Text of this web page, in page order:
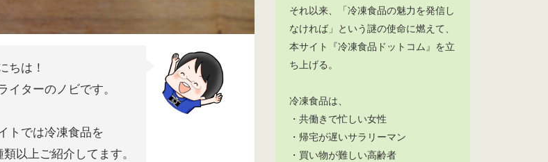
ちは！
イターのノビです。
トでは冷凍食品を
類以上ご紹介してます。
それ以来、「冷凍食品の魅力を発信し
なければ」という謎の使命に燃えて、
本サイト『冷凍食品ドットコム』を立
ち上げる。
冷凍食品は、
・共働きで忙しい女性
・帰宅が遅いサラリーマン
・買い物が難しい高齢者